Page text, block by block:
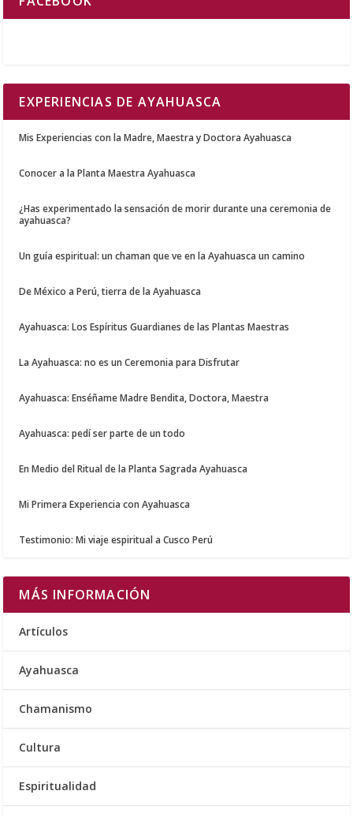
EXPERIENCIAS DE AYAHUASCA
Mis Experiencias con la Madre, Maestra y Doctora Ayahuasca
Conocer a la Planta Maestra Ayahuasca
¿Has experimentado la sensación de morir durante una ceremonia de
ayahuasca?
Un guía espiritual: un chaman que ve en la Ayahuasca un camino
De México a Perú, tierra de la Ayahuasca
Ayahuasca: Los Espíritus Guardianes de las Plantas Maestras
La Ayahuasca: no es un Ceremonia para Disfrutar
Ayahuasca: Enséñame Madre Bendita, Doctora, Maestra
Ayahuasca: pedí ser parte de un todo
En Medio del Ritual de la Planta Sagrada Ayahuasca
Mi Primera Experiencia con Ayahuasca
Testimonio: Mi viaje espiritual a Cusco Perú
MÁS INFORMACIÓN
Artículos
Ayahuasca
Chamanismo
Cultura
Espiritualidad